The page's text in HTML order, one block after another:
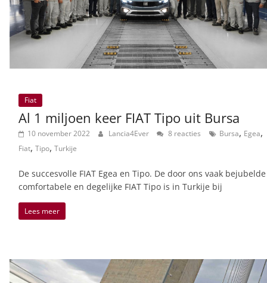
Fiat
Al 1 miljoen keer FIAT Tipo uit Bursa
10 november 2022 Lancia4Ever 8 reacties Bursa, Egea,
Fiat, Tipo, Turkije
De succesvolle FIAT Egea en Tipo. De door ons vaak bejubelde
comfortabele en degelijke FIAT Tipo is in Turkije bij
Lees meer